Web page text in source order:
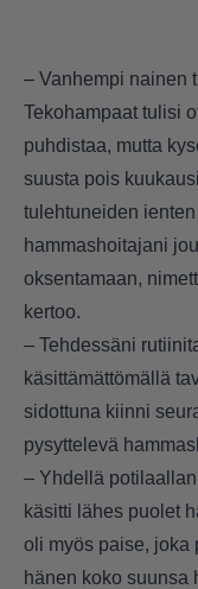
– Vanhempi nainen
Tekohampaat tulisi
puhdistaa, mutta
suusta pois
tulehtuneiden
hammashoitajani
oksentamaan,
kertoo.
– Tehdessäni
käsittämättömällä
sidottuna kiinni
pysyttelevä
– Yhdellä
käsitti lähes puolet
oli myös paise, joka
hänen koko suunsa